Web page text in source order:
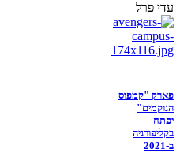
עדי פרל
פארק "קמפוס
הנוקמים"
יפתח
בקליפורניה
ב-2021